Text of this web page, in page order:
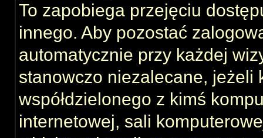
To zapobiega przejęciu
innego. Aby pozostać
automatycznie przy każdej
stanowczo niezalecane, jeżeli
współdzielonego z kimś
internetowej, sali